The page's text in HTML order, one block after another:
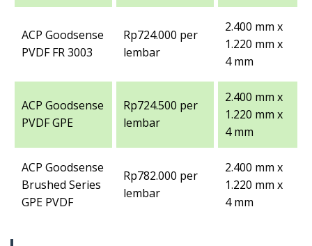
ACP Goodsense
PVDF FR 3003
Rp724.000 per
lembar
2.400 mm x
1.220 mm x
4 mm
ACP Goodsense
PVDF GPE
Rp724.500 per
lembar
2.400 mm x
1.220 mm x
4 mm
ACP Goodsense
Brushed Series
GPE PVDF
Rp782.000 per
lembar
2.400 mm x
1.220 mm x
4 mm